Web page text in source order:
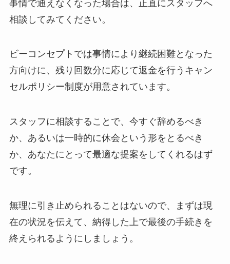
事情で通えなくなった場合は、正直にスタッフへ
相談してみてください。
ビーコンセプトでは事情により継続困難となった
方向けに、残り回数分に応じて返金を行うキャン
セルポリシー制度が用意されています。
スタッフに相談することで、今すぐ辞めるべき
か、あるいは一時的に休会という形をとるべき
か、あなたにとって最適な提案をしてくれるはず
です。
無理に引き止められることはないので、まずは現
在の状況を伝えて、納得した上で最後の手続きを
終えられるようにしましょう。